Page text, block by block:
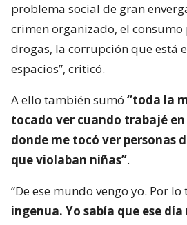
problema social de gran
crimen organizado, el
drogas, la corrupción que está
espacios”, criticó.
A ello también sumó “toda la
tocado ver cuando trabajé en
donde me tocó ver personas
que violaban niñas”.
“De ese mundo vengo yo. Por lo
ingenua. Yo sabía que ese